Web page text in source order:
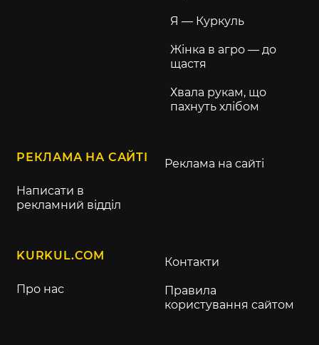
Я — Куркуль
Жінка в агро — до
щастя
Хвала рукам, що
пахнуть хлібом
РЕКЛАМА НА САЙТІ
Написати в
рекламний відділ
Реклама на сайті
KURKUL.COM
Про нас
Контакти
Правила
користування сайтом